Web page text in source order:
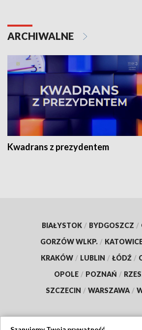
ARCHIWALNE
Kwadrans z prezydentem
BIAŁYSTOK / BYDGOSZCZ /
GORZÓW WLKP. /
KRAKÓW / LUBLIN / ŁÓDŹ /
OPOLE / POZNAŃ /
SZCZECIN / WARSZAWA /